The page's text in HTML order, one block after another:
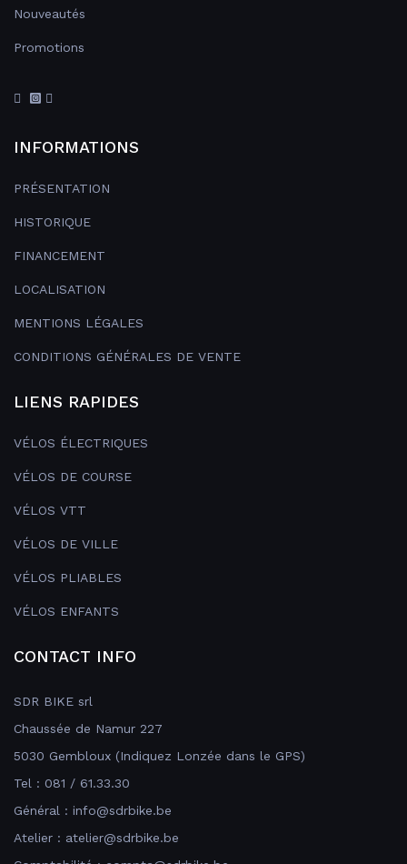
Nouveautés
Promotions
INFORMATIONS
PRÉSENTATION
HISTORIQUE
FINANCEMENT
LOCALISATION
MENTIONS LÉGALES
CONDITIONS GÉNÉRALES DE VENTE
LIENS RAPIDES
VÉLOS ÉLECTRIQUES
VÉLOS DE COURSE
VÉLOS VTT
VÉLOS DE VILLE
VÉLOS PLIABLES
VÉLOS ENFANTS
CONTACT INFO
SDR BIKE srl
Chaussée de Namur 227
5030 Gembloux (Indiquez Lonzée dans le GPS)
Tel : 081 / 61.33.30
Général : info@sdrbike.be
Atelier : atelier@sdrbike.be